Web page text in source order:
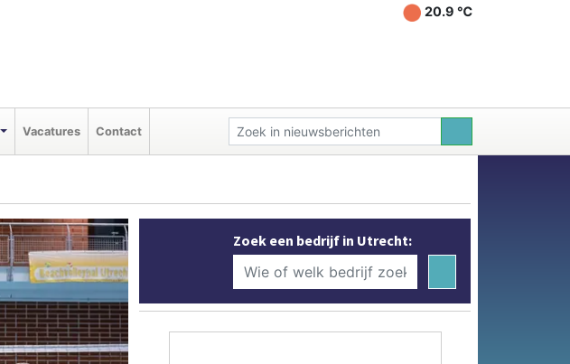
20.9 ℃
Vacatures Contact
Zoek een bedrijf in Utrecht: